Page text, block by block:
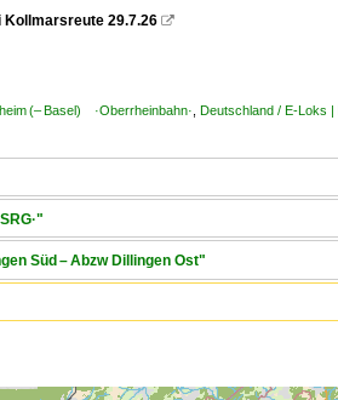
Kollmarsreute 29.7.26 
(– Basel) ·Oberrheinbahn· Deutschland / E-Loks
Süd – Abzw Dillingen Ost"